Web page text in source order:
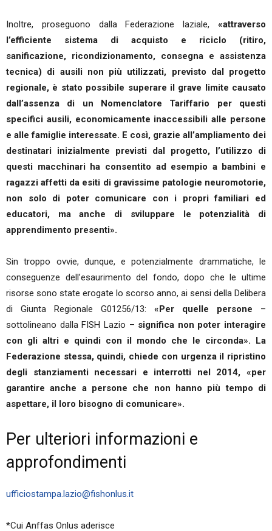
Inoltre, proseguono dalla Federazione laziale, «attraverso
l’efficiente sistema di acquisto e riciclo (ritiro,
sanificazione, ricondizionamento, consegna e assistenza
tecnica) di ausili non più utilizzati, previsto dal progetto
regionale, è stato possibile superare il grave limite causato
dall’assenza di un Nomenclatore Tariffario per questi
specifici ausili, economicamente inaccessibili alle persone
e alle famiglie interessate. E così, grazie all’ampliamento dei
destinatari inizialmente previsti dal progetto, l’utilizzo di
questi macchinari ha consentito ad esempio a bambini e
ragazzi affetti da esiti di gravissime patologie neuromotorie,
non solo di poter comunicare con i propri familiari ed
educatori, ma anche di sviluppare le potenzialità di
apprendimento presenti».
Sin troppo ovvie, dunque, e potenzialmente drammatiche, le
conseguenze dell’esaurimento del fondo, dopo che le ultime
risorse sono state erogate lo scorso anno, ai sensi della Delibera
di Giunta Regionale G01256/13: «Per quelle persone –
sottolineano dalla FISH Lazio – significa non poter interagire
con gli altri e quindi con il mondo che le circonda». La
Federazione stessa, quindi, chiede con urgenza il ripristino
degli stanziamenti necessari e interrotti nel 2014, «per
garantire anche a persone che non hanno più tempo di
aspettare, il loro bisogno di comunicare».
Per ulteriori informazioni e
approfondimenti
ufficiostampa.lazio@fishonlus.it
*Cui Anffas Onlus aderisce